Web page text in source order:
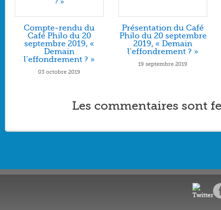
Compte-rendu du
Café Philo du 20
septembre 2019, «
Demain
l’effondrement ? »
03 octobre 2019
Présentation du Café
Philo du 20 septembre
2019, « Demain
l’effondrement ? »
19 septembre 2019
Les commentaires sont